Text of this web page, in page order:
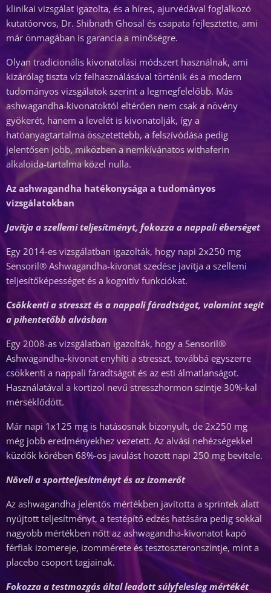
klinikai vizsgálat igazolta, és a híres, ajurvédával foglalkozó
kutatóorvos, Dr. Shibnath Ghosal és csapata fejlesztette, ami
már önmagában is garancia a minőségre.
Olyan tradicionális kivonatolási módszert használnak, ami
kizárólag tiszta víz felhasználásával történik és a modern
tudományos vizsgálatok szerint a legmegfelelőbb. Más
ashwagandha-kivonatoktól eltérően nem csak a növény
gyökerét, hanem a levelét is kivonatolják, így a
hatóanyagtartalma összetettebb, a felszívódása pedig
jelentősen jobb, miközben a nemkívánatos withaferin
alkaloida-tartalma közel nulla.
Az ashwagandha hatékonysága a tudományos
vizsgálatokban
Javítja a szellemi teljesítményt, fokozza a nappali éberséget
Egy 2014-es vizsgálatban igazolták, hogy napi 2x250 mg
Sensoril® Ashwagandha-kivonat szedése javítja a szellemi
teljesítőképességet és a kognitív funkciókat.
Csökkenti a stresszt és a nappali fáradtságot, valamint segít
a pihentetőbb alvásban
Egy 2008-as vizsgálatban igazolták, hogy a Sensoril®
Ashwagandha-kivonat enyhíti a stresszt, továbbá egyszerre
csökkenti a nappali fáradtságot és az esti álmatlanságot.
Használatával a kortizol nevű stresszhormon szintje 30%-kal
mérséklődött.
Már napi 1x125 mg is hatásosnak bizonyult, de 2x250 mg
még jobb eredményekhez vezetett. Az alvási nehézségekkel
küzdők körében 68%-os javulást hozott napi 250 mg bevitele.
Növeli a sportteljesítményt és az izomerőt
Az ashwagandha jelentős mértékben javította a sprintek alatt
nyújtott teljesítményt, a testépítő edzés hatására pedig sokkal
nagyobb mértékben nőtt az ashwagandha-kivonatot kapó
férfiak izomereje, izommérete és tesztoszteronszintje, mint a
placebo csoport tagjainak.
Fokozza a testmozgás által leadott súlyfelesleg mértékét